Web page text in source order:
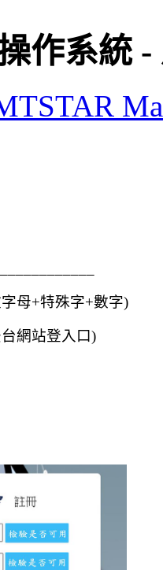
作系統 -
母+特殊字+數字)
網站登入口)